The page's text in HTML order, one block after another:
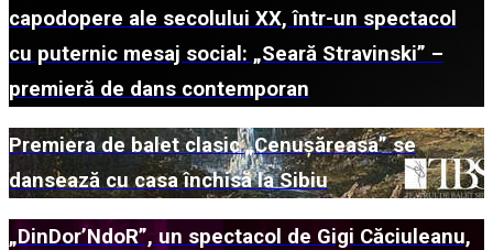
capodopere ale secolului XX, într-un spectacol
cu puternic mesaj social: „Seară Stravinski” –
premieră de dans contemporan
Premiera de balet clasic „Cenușăreasa” se
dansează cu casa închisă la Sibiu
„DinDor’NdoR”, un spectacol de Gigi Căciuleanu,